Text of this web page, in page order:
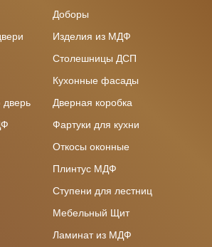
Доборы
Изделия из МДФ
Столешницы ДСП
Кухонные фасады
дверь
Дверная коробка
Фартуки для кухни
Откосы оконные
Плинтус МДФ
Ступени для лестниц
Мебельный Щит
Ламинат из МДФ